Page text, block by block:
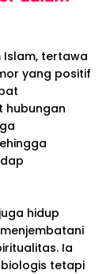
tertawa
yang positif
hubungan
hidup
Ia
tetapi